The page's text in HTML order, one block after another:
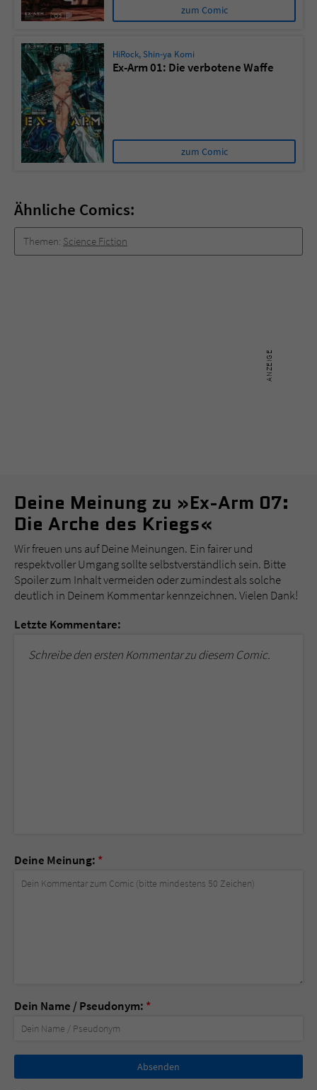
zum Comic
HiRock, Shin-ya Komi
Ex-Arm 01: Die verbotene Waffe
zum Comic
Ähnliche Comics:
Themen: Science Fiction
Deine Meinung zu »Ex-Arm 07:
Die Arche des Kriegs«
Wir freuen uns auf Deine Meinungen. Ein fairer und
respektvoller Umgang sollte selbstverständlich sein. Bitte
Spoiler zum Inhalt vermeiden oder zumindest als solche
deutlich in Deinem Kommentar kennzeichnen. Vielen Dank!
Letzte Kommentare:
Schreibe den ersten Kommentar zu diesem Comic.
Deine Meinung: *
Dein Name / Pseudonym: *
Nicht
ausfüllen!